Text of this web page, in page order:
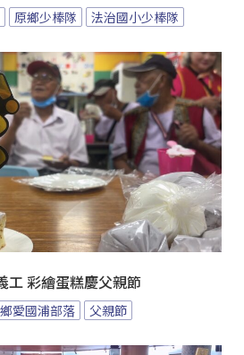
原鄉少棒隊 法治國小少棒隊
工 彩繪蛋糕慶父親節
愛國浦部落 父親節